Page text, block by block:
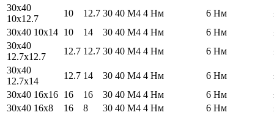
30х40
10х12.7
10 12.7 30 40 М4 4 Нм 6 Нм
30х40 10х14 10 14 30 40 М4 4 Нм 6 Нм
30х40
12.7х12.7
12.7 12.7 30 40 М4 4 Нм 6 Нм
30х40
12.7х14
12.7 14 30 40 М4 4 Нм 6 Нм
30х40 16х16 16 16 30 40 М4 4 Нм 6 Нм
30х40 16х8
16 8 30 40 М4 4 Нм 6 Нм